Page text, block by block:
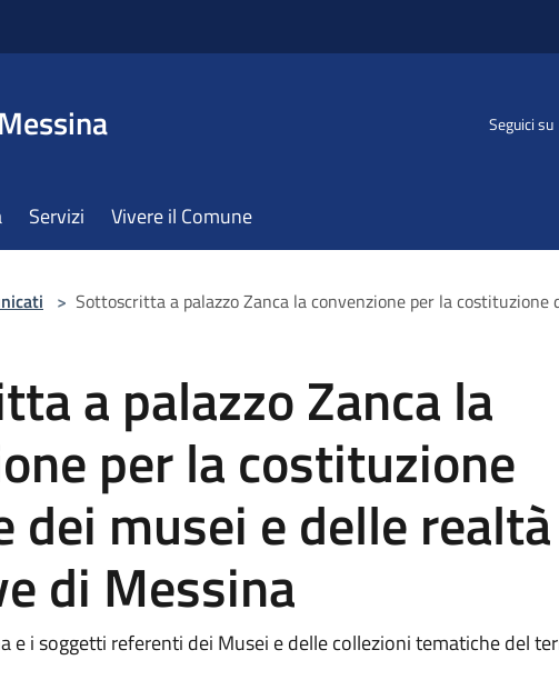
Seguici su
Servizi Vivere il Comune
> Sottoscritta a palazzo Zanca la convenzione per la
a palazzo Zanca la
per la costituzione
dei musei e delle realtà
di Messina
e i soggetti referenti dei Musei e delle collezioni tematiche del